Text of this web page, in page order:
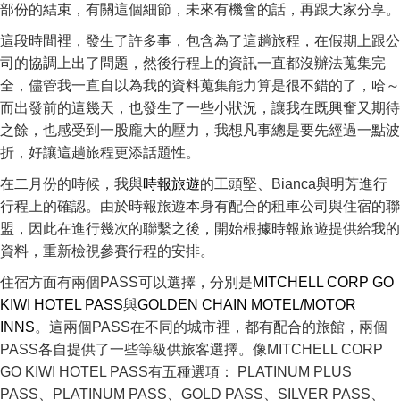
部份的結束，有關這個細節，未來有機會的話，再跟大家分享。
這段時間裡，發生了許多事，包含為了這趟旅程，在假期上跟公
司的協調上出了問題，然後行程上的資訊一直都沒辦法蒐集完
全，儘管我一直自以為我的資料蒐集能力算是很不錯的了，哈～
而出發前的這幾天，也發生了一些小狀況，讓我在既興奮又期待
之餘，也感受到一股龐大的壓力，我想凡事總是要先經過一點波
折，好讓這趟旅程更添話題性。
在二月份的時候，我與時報旅遊的工頭堅、Bianca與明芳進行
行程上的確認。由於時報旅遊本身有配合的租車公司與住宿的聯
盟，因此在進行幾次的聯繫之後，開始根據時報旅遊提供給我的
資料，重新檢視參賽行程的安排。
住宿方面有兩個PASS可以選擇，分別是MITCHELL CORP GO
KIWI HOTEL PASS與GOLDEN CHAIN MOTEL/MOTOR
INNS。這兩個PASS在不同的城市裡，都有配合的旅館，兩個
PASS各自提供了一些等級供旅客選擇。像MITCHELL CORP
GO KIWI HOTEL PASS有五種選項： PLATINUM PLUS
PASS、PLATINUM PASS、GOLD PASS、SILVER PASS、